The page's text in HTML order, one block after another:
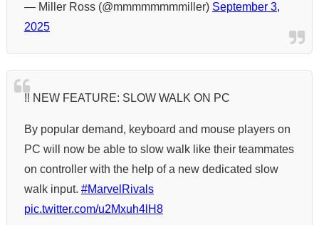
— Miller Ross (@mmmmmmmmiller) September 3,
2025
‼️ NEW FEATURE: SLOW WALK ON PC
By popular demand, keyboard and mouse players on
PC will now be able to slow walk like their teammates
on controller with the help of a new dedicated slow
walk input. #MarvelRivals
pic.twitter.com/u2Mxuh4lH8